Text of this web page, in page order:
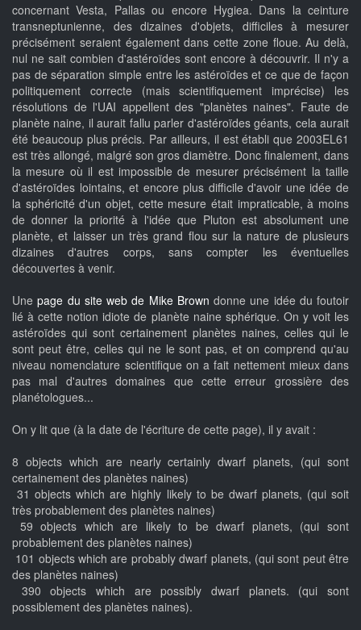
concernant Vesta, Pallas ou encore Hygiea. Dans la ceinture
transneptunienne, des dizaines d'objets, difficiles à mesurer
précisément seraient également dans cette zone floue. Au delà,
nul ne sait combien d'astéroïdes sont encore à découvrir. Il n'y a
pas de séparation simple entre les astéroïdes et ce que de façon
politiquement correcte (mais scientifiquement imprécise) les
résolutions de l'UAI appellent des "planètes naines". Faute de
planète naine, il aurait fallu parler d'astéroïdes géants, cela aurait
été beaucoup plus précis. Par ailleurs, il est établi que 2003EL61
est très allongé, malgré son gros diamètre. Donc finalement, dans
la mesure où il est impossible de mesurer précisément la taille
d'astéroïdes lointains, et encore plus difficile d'avoir une idée de
la sphéricité d'un objet, cette mesure était impraticable, à moins
de donner la priorité à l'idée que Pluton est absolument une
planète, et laisser un très grand flou sur la nature de plusieurs
dizaines d'autres corps, sans compter les éventuelles
découvertes à venir.
Unepage du site web de Mike Brown donne une idée du foutoir
lié à cette notion idiote de planète naine sphérique. On y voit les
astéroïdes qui sont certainement planètes naines, celles qui le
sont peut être, celles qui ne le sont pas, et on comprend qu'au
niveau nomenclature scientifique on a fait nettement mieux dans
pas mal d'autres domaines que cette erreur grossière des
planétologues...
On y lit que (à la date de l'écriture de cette page), il y avait :
8 objects which are nearly certainly dwarf planets, (qui sont
certainement des planètes naines)
31 objects which are highly likely to be dwarf planets, (qui soit
très probablement des planètes naines)
59 objects which are likely to be dwarf planets, (qui sont
probablement des planètes naines)
101 objects which are probably dwarf planets, (qui sont peut être
des planètes naines)
390 objects which are possibly dwarf planets. (qui sont
possiblement des planètes naines).